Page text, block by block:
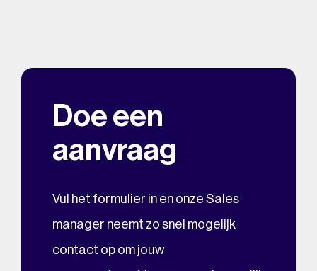
Doe een
aanvraag
Vul het formulier in en onze Sales
manager neemt zo snel mogelijk
contact op om jouw